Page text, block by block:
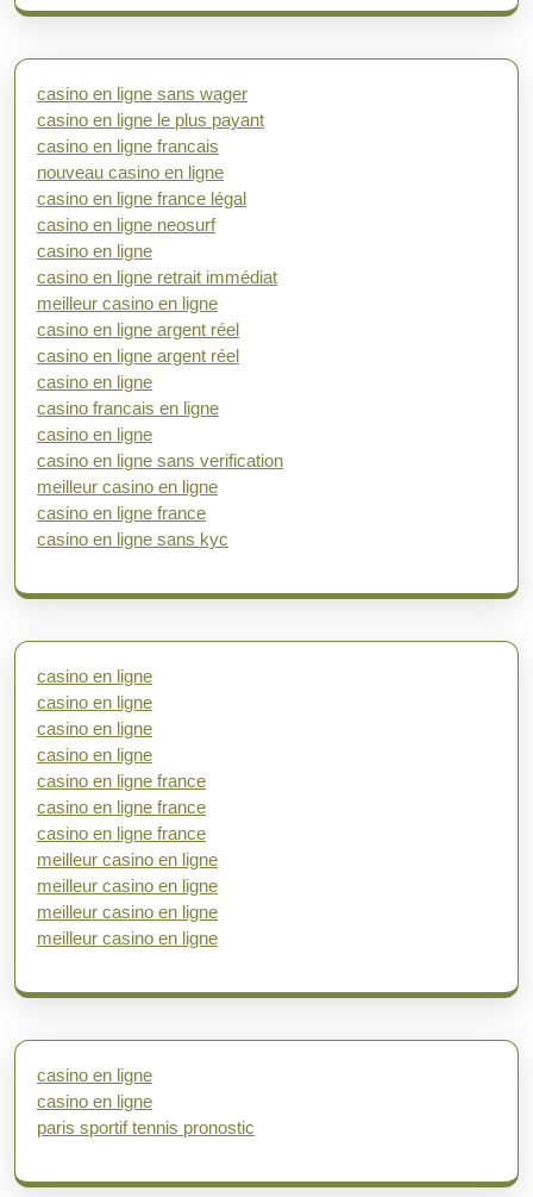
casino en ligne sans wager
casino en ligne le plus payant
casino en ligne francais
nouveau casino en ligne
casino en ligne france légal
casino en ligne neosurf
casino en ligne
casino en ligne retrait immédiat
meilleur casino en ligne
casino en ligne argent réel
casino en ligne argent réel
casino en ligne
casino francais en ligne
casino en ligne
casino en ligne sans verification
meilleur casino en ligne
casino en ligne france
casino en ligne sans kyc
casino en ligne
casino en ligne
casino en ligne
casino en ligne
casino en ligne france
casino en ligne france
casino en ligne france
meilleur casino en ligne
meilleur casino en ligne
meilleur casino en ligne
meilleur casino en ligne
casino en ligne
casino en ligne
paris sportif tennis pronostic